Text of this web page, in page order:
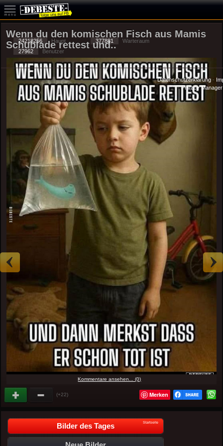
Wenn du den komischen Fisch aus Mamis
Schublade rettest und..
Kommentare ansehen... (0)
(+22) Merken
Bilder des Tages Startseite
24218256 Haupt 377881
Warteraum
27962
Benutzer
Datenschutzerklärung-
-Privacy Manager